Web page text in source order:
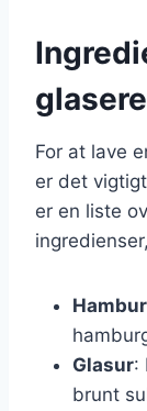
For at lave
er det
er en liste
Glasur:
brunt